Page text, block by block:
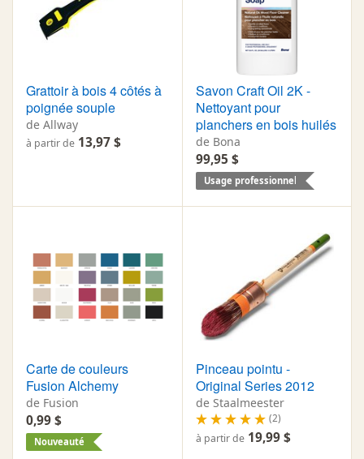
Grattoir à bois 4 côtés à
poignée souple
de Allway
à partir de 13,97 $
Savon Craft Oil 2K -
Nettoyant pour
planchers en bois huilés
de Bona
99,95 $
Usage professionnel
Carte de couleurs
Fusion Alchemy
de Fusion
0,99 $
Nouveauté
Pinceau pointu -
Original Series 2012
de Staalmeester
(2)
à partir de 19,99 $